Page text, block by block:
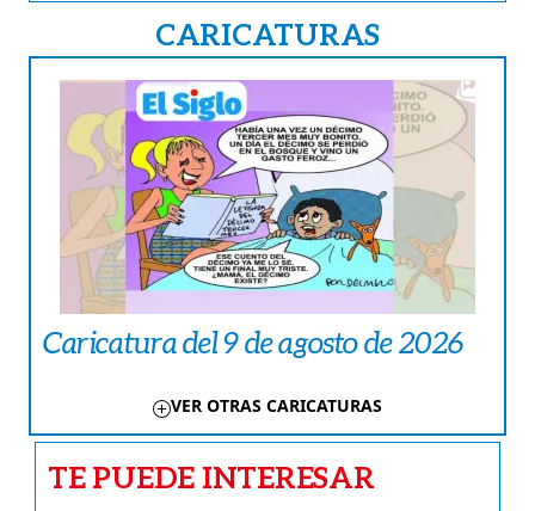
CARICATURAS
Caricatura del 9 de agosto de 2026
VER OTRAS CARICATURAS
TE PUEDE INTERESAR